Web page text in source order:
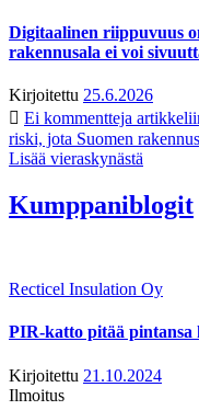
Digitaalinen riippuvuus
rakennusala ei voi
Kirjoitettu 25.6.2026
Ei kommentteja
riski, jota Suomen
Lisää vieraskynästä
Kumppaniblogit
Recticel Insulation Oy
PIR-katto pitää
Kirjoitettu 21.10.2024
Ilmoitus